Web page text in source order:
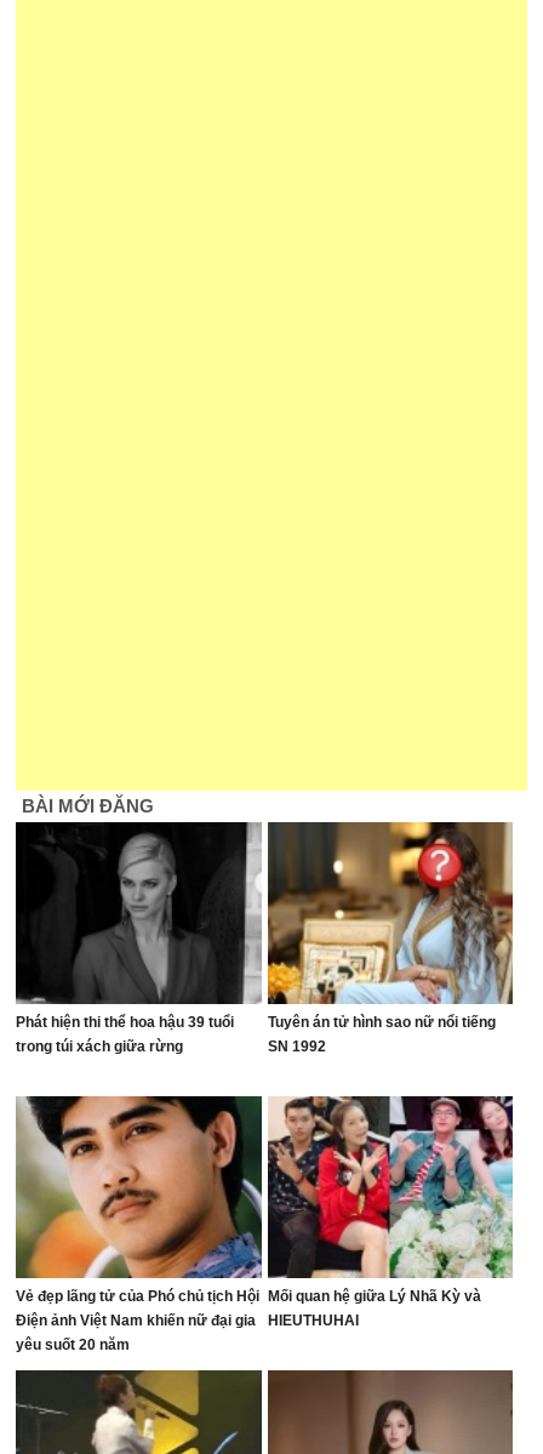
BÀI MỚI ĐĂNG
Phát hiện thi thể hoa hậu 39 tuổi
trong túi xách giữa rừng
Tuyên án tử hình sao nữ nổi tiếng
SN 1992
Vẻ đẹp lãng tử của Phó chủ tịch Hội
Điện ảnh Việt Nam khiến nữ đại gia
yêu suốt 20 năm
Mối quan hệ giữa Lý Nhã Kỳ và
HIEUTHUHAI